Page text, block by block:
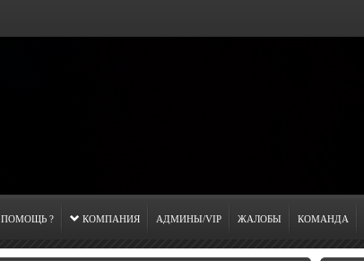
ПОМОЩЬ ? КОМПАНИЯ АДМИНЫ/VIP ЖАЛОБЫ КОМАНДА